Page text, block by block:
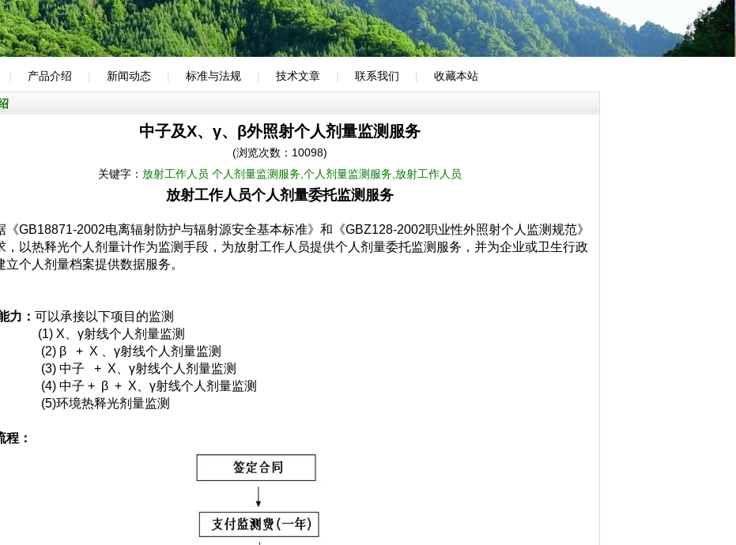
| 产品介绍 | 新闻动态 | 标准与法规 | 技术文章 | 联系我们 | 收藏本站
中子及X、γ、β外照射个人剂量监测服务
(浏览次数：10098)
关键字： 放射工作人员 个人剂量监测服务,个人剂量监测服务,放射工作人员
放射工作人员个人剂量委托监测服务
GB18871-2002电离辐射防护与辐射源安全基本标准》和《GBZ128-2002职业性外照射个人监测规范》
，以热释光个人剂量计作为监测手段，为放射工作人员提供个人剂量委托监测服务，并为企业或卫生行政
立个人剂量档案提供数据服务。
力： 可以承接以下项目的监测
、γ射线个人剂量监测
+ X 、γ射线个人剂量监测
子 + X、γ射线个人剂量监测
子 + β + X、γ射线个人剂量监测
境热释光剂量监测
程：